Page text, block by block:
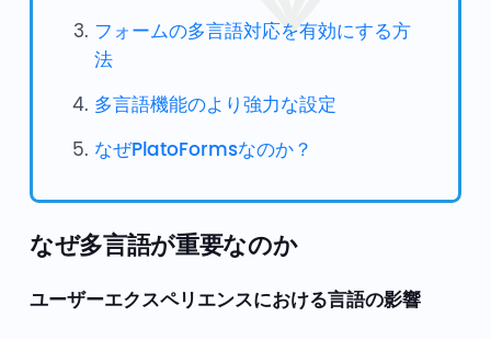
フォームの多言語対応を有効にする方
法
多言語機能のより強力な設定
なぜPlatoFormsなのか？
なぜ多言語が重要なのか
ユーザーエクスペリエンスにおける言語の影響